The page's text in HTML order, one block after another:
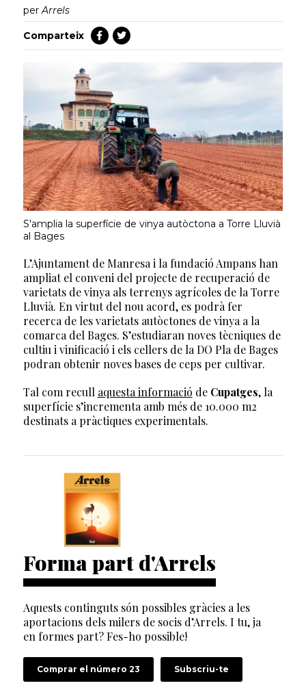
perArrels
Comparteix
S'amplia la superfície de vinya autòctona a Torre Lluvià
al Bages
L’Ajuntament de Manresa i la fundació Ampans han
ampliat el conveni del projecte de recuperació de
varietats de vinya als terrenys agrícoles de la Torre
Lluvià. En virtut del nou acord, es podrà fer
recerca de les varietats autòctones de vinya a la
comarca del Bages. S’estudiaran noves tècniques de
cultiu i vinificació i els cellers de la DO Pla de Bages
podran obtenir noves bases de ceps per cultivar.
Tal com recull aquesta informació de Cupatges, la
superfície s’incrementa amb més de 10.000 m2
destinats a pràctiques experimentals.
Forma part d'Arrels
Aquests continguts són possibles gràcies a les
aportacions dels milers de socis d’Arrels. I tu, ja
en formes part? Fes-ho possible!
Comprar el número 23 Subscriu-te